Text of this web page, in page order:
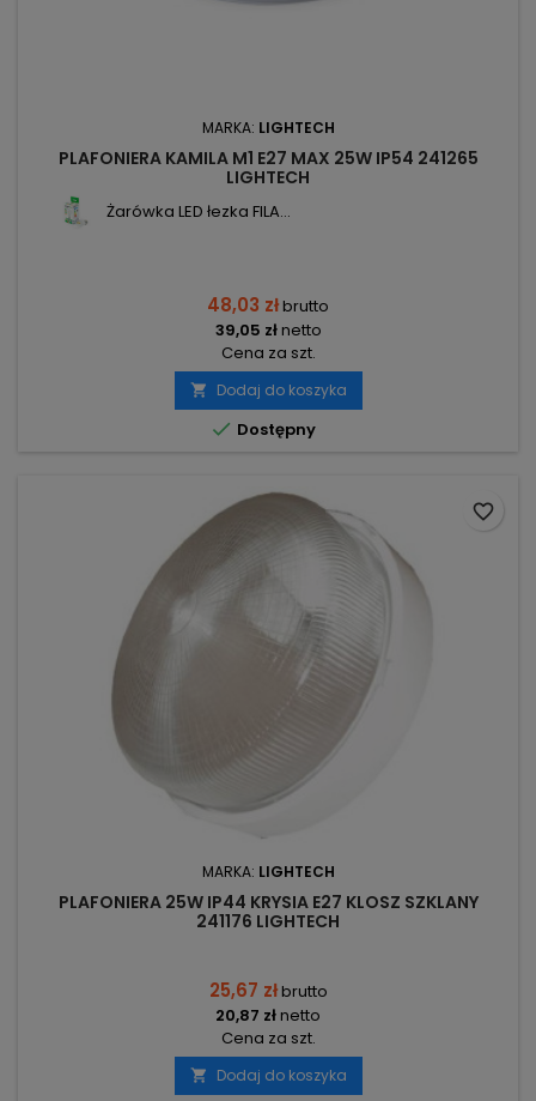
MARKA: LIGHTECH
PLAFONIERA KAMILA M1 E27 MAX 25W IP54 241265
LIGHTECH
Żarówka LED łezka FILA...
48,03 złbrutto
39,05 złnetto
Cena za szt.
 Dodaj do koszyka
 Dostępny
MARKA: LIGHTECH
PLAFONIERA 25W IP44 KRYSIA E27 KLOSZ SZKLANY
241176 LIGHTECH
25,67 złbrutto
20,87 złnetto
Cena za szt.
 Dodaj do koszyka
favorite_border